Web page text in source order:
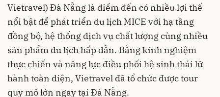
Vietravel) Đà Nẵng là điểm đến có nhiều lợi thế
nổi bật để phát triển du lịch MICE với hạ tầng
đồng bộ, hệ thống dịch vụ chất lượng cùng nhiều
sản phẩm du lịch hấp dẫn. Bằng kinh nghiệm
thực chiến và năng lực điều phối hệ sinh thái lữ
hành toàn diện, Vietravel đã tổ chức được tour
quy mô lớn ngay tại Đà Nẵng.